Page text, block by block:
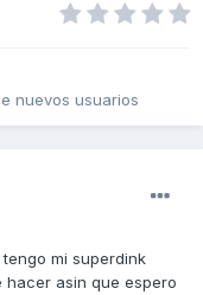
nuevos usuarios
mi superdink
hacer asin que espero